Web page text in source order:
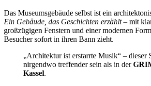
Das Museumsgebäude selbst ist ein
Ein Gebäude, das Geschichten erzählt– mit
großzügigen Fenstern und einer modernen
Besucher sofort in ihren Bann zieht.
„Architektur ist erstarrte Musik“ – dieser
nirgendwo treffender sein als in der
Kassel.